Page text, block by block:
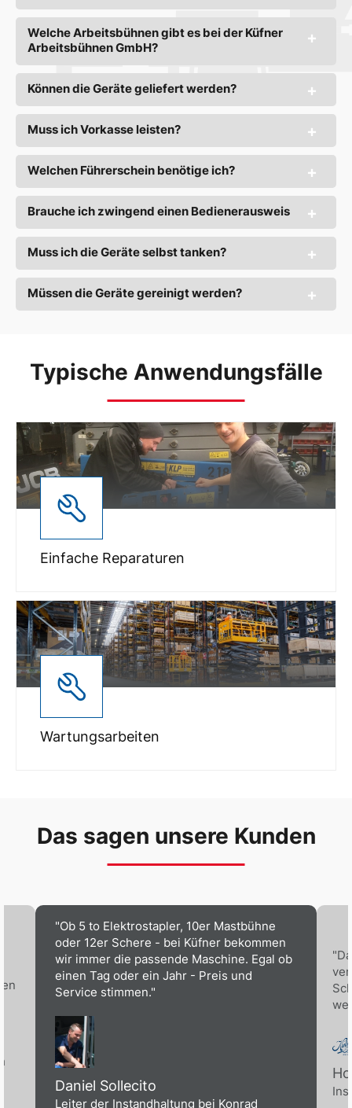
Welche Arbeitsbühnen gibt es bei der Küfner
Arbeitsbühnen GmbH?
Können die Geräte geliefert werden?
Muss ich Vorkasse leisten?
Welchen Führerschein benötige ich?
Brauche ich zwingend einen Bedienerausweis
Muss ich die Geräte selbst tanken?
Müssen die Geräte gereinigt werden?
Typische Anwendungsfälle
Einfache Reparaturen
Wartungsarbeiten
Das sagen unsere Kunden
"Ob 5 to Elektrostapler, 10er Mastbühne
oder 12er Schere - bei Küfner bekommen
wir immer die passende Maschine. Egal ob
einen Tag oder ein Jahr - Preis und
Service stimmen."
Daniel Sollecito
Leiter der Instandhaltung bei Konrad